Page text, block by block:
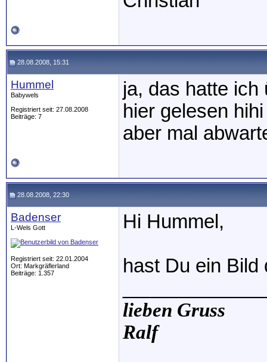
28.08.2008, 15:31
Hummel
Babywels
Registriert seit: 27.08.2008
Beiträge: 7
ja, das hatte ich
hier gelesen hihi
aber mal
28.08.2008, 22:30
Badenser
L-Wels Gott
Registriert seit: 22.01.2004
Ort: Markgräflerland
Beiträge: 1.357
Hi Hummel,
hast Du ein Bild
lieben Gruss
Ralf